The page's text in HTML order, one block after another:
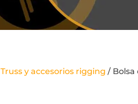
Truss y accesorios rigging / Bolsa